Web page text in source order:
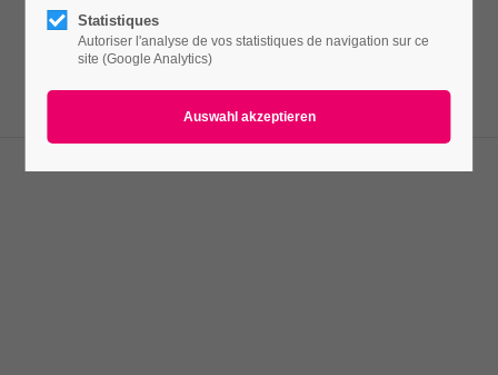
Anmelden
Register|Lost your password?
Support
dolor. Aenean massa.
Statistiques
Autoriser l'analyse de vos statistiques de navigation sur ce
site (Google Analytics)